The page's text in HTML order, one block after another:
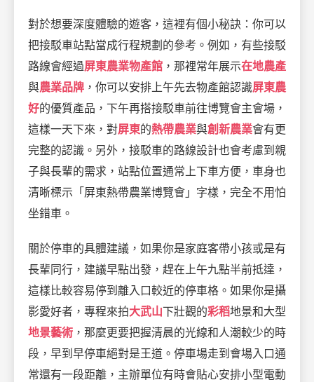
對於想要深度體驗的遊客，這裡有個小秘訣：你可以
把接駁車站點當成行程規劃的參考。例如，有些接駁
路線會經過屏東農業物產館 ，那裡常年展示在地農產
與農業品牌 ，你可以安排上午先去物產館認識屏東農
好的優質產品，下午再搭接駁車前往博覽會主會場，
這樣一天下來，對屏東的熱帶農業與創新農業會有更
完整的認識。另外，接駁車的路線設計也會考慮到親
子與長輩的需求，站點位置通常上下車方便，車身也
清晰標示「屏東熱帶農業博覽會」字樣，完全不用怕
坐錯車。
關於停車的具體建議，如果你是家庭客帶小孩或是有
長輩同行，建議早點出發，趕在上午九點半前抵達，
這樣比較容易停到離入口較近的停車格。如果你是攝
影愛好者，專程來拍大武山下壯觀的彩稻地景和大型
地景藝術 ，那麼更要把握清晨的光線和人潮較少的時
段，早到早停車絕對是王道。停車場走到會場入口通
常還有一段距離，主辦單位有時會貼心安排小型電動